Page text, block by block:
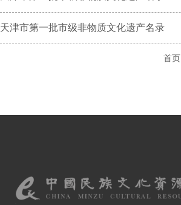
天津市第一批市级非物质文化遗产名录
首页